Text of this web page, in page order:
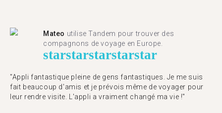
Mateo utilise Tandem pour trouver des
compagnons de voyage en Europe.
starstarstarstarstar
"Appli fantastique pleine de gens fantastiques. Je me suis
fait beaucoup d'amis et je prévois même de voyager pour
leur rendre visite. L'appli a vraiment changé ma vie !"